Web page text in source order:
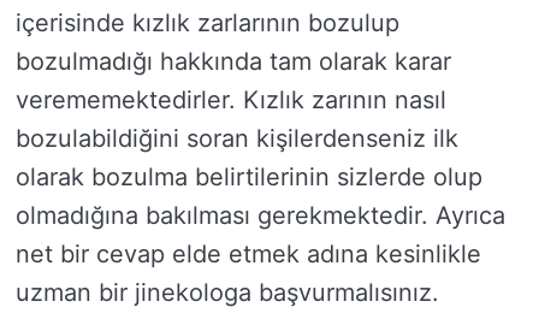
içerisinde kızlık zarlarının bozulup
bozulmadığı hakkında tam olarak karar
verememektedirler. Kızlık zarının nasıl
bozulabildiğini soran kişilerdenseniz ilk
olarak bozulma belirtilerinin sizlerde olup
olmadığına bakılması gerekmektedir. Ayrıca
net bir cevap elde etmek adına kesinlikle
uzman bir jinekologa başvurmalısınız.